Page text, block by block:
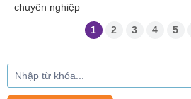
chuyên nghiệp
1 2 3 4 5